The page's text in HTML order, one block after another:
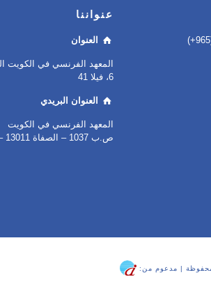
عنواننا
العنوان
6، فيلا 41
العنوان البريدي
المعهد الفرنسي في الكويت
ص.ب 1037 – الصفاة 13011 – الكويت